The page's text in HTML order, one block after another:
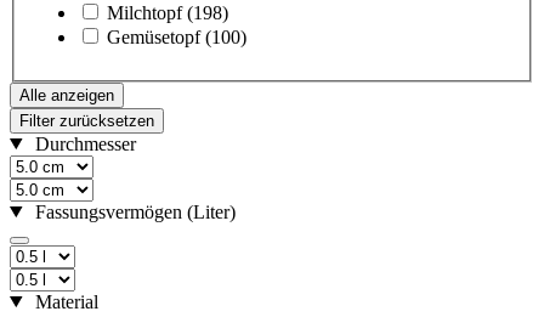
Milchtopf (198)
Gemüsetopf (100)
Alle anzeigen
Filter zurücksetzen
Durchmesser
Fassungsvermögen (Liter)
Material